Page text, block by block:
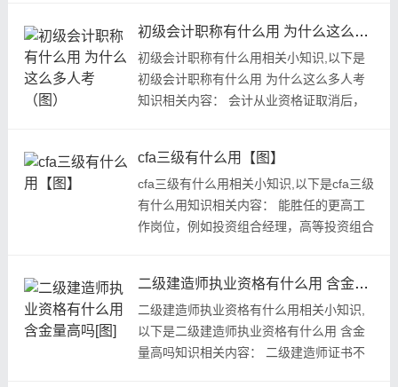
初级会计职称有什么用 为什么这么多人考（图）
初级会计职称有什么用相关小知识,以下是
初级会计职称有什么用 为什么这么多人考
知识相关内容： 会计从业资格证取消后，
cfa三级有什么用【图】
cfa三级有什么用相关小知识,以下是cfa三级
有什么用知识相关内容： 能胜任的更高工
作岗位，例如投资组合经理，高等投资组合
二级建造师执业资格有什么用 含金量高吗[图]
二级建造师执业资格有什么用相关小知识,
以下是二级建造师执业资格有什么用 含金
量高吗知识相关内容： 二级建造师证书不